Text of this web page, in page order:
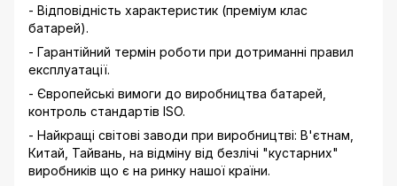
- Відповідність характеристик (преміум клас
батарей).
- Гарантійний термін роботи при дотриманні правил
експлуатації.
- Європейські вимоги до виробництва батарей,
контроль стандартів ISO.
- Найкращі світові заводи при виробництві: В'єтнам,
Китай, Тайвань, на відміну від безлічі "кустарних"
виробників що є на ринку нашої країни.